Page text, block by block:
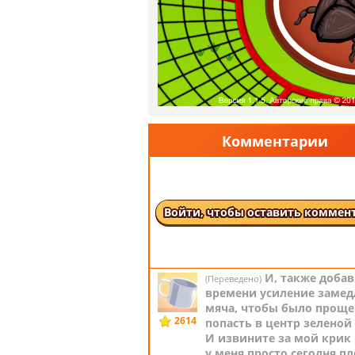
Комментарии
Войти, чтобы оставить
по 蔡東毅2
2024-10-30
2614
(Переведено)
Черт возьми,
глупо. В описании
что есть 3 попытки,
на самом деле их 5! ТЫ
ХОЧЕШЬ, ЧТОБЫ Я
КРИЧАТЬ НА ТЕБЯ??!!
ВАМ ЛУЧШЕ ПРЕКРАТИТЬ
>:( >:( >:(
KEEP SHOUTING AT YOU??!! THEN
BETTER STOP THIS!!!!! >:( >:( >:(
2614
(Переведено) И, также
времени усиление
мяча, чтобы было проще
попасть в центр
И извините за мой крик